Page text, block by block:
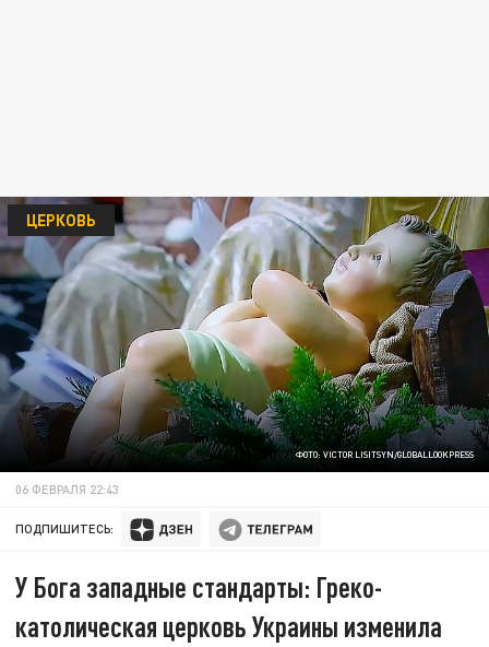
ФОТО: VICTOR LISITSYN/GLOBALLOOKPRESS
ЦЕРКОВЬ
06 ФЕВРАЛЯ 22:43
ПОДПИШИТЕСЬ:
У Бога западные стандарты: Греко-
католическая церковь Украины изменила